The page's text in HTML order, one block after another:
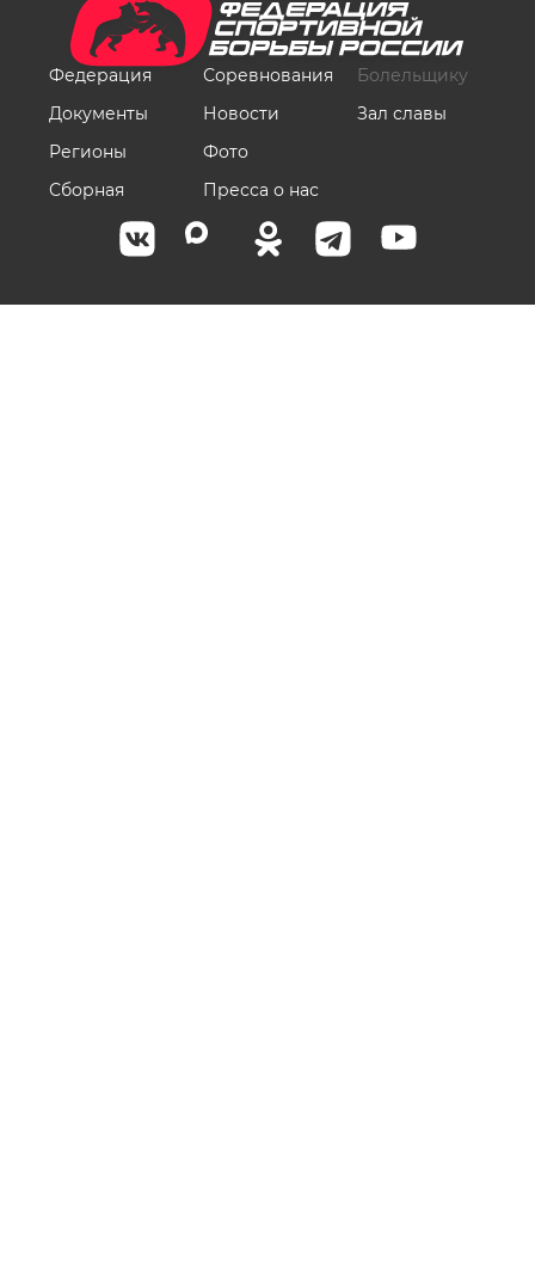
Федерация
Документы
Регионы
Сборная
Соревнования
Новости
Фото
Пресса о нас
Болельщику
Зал славы